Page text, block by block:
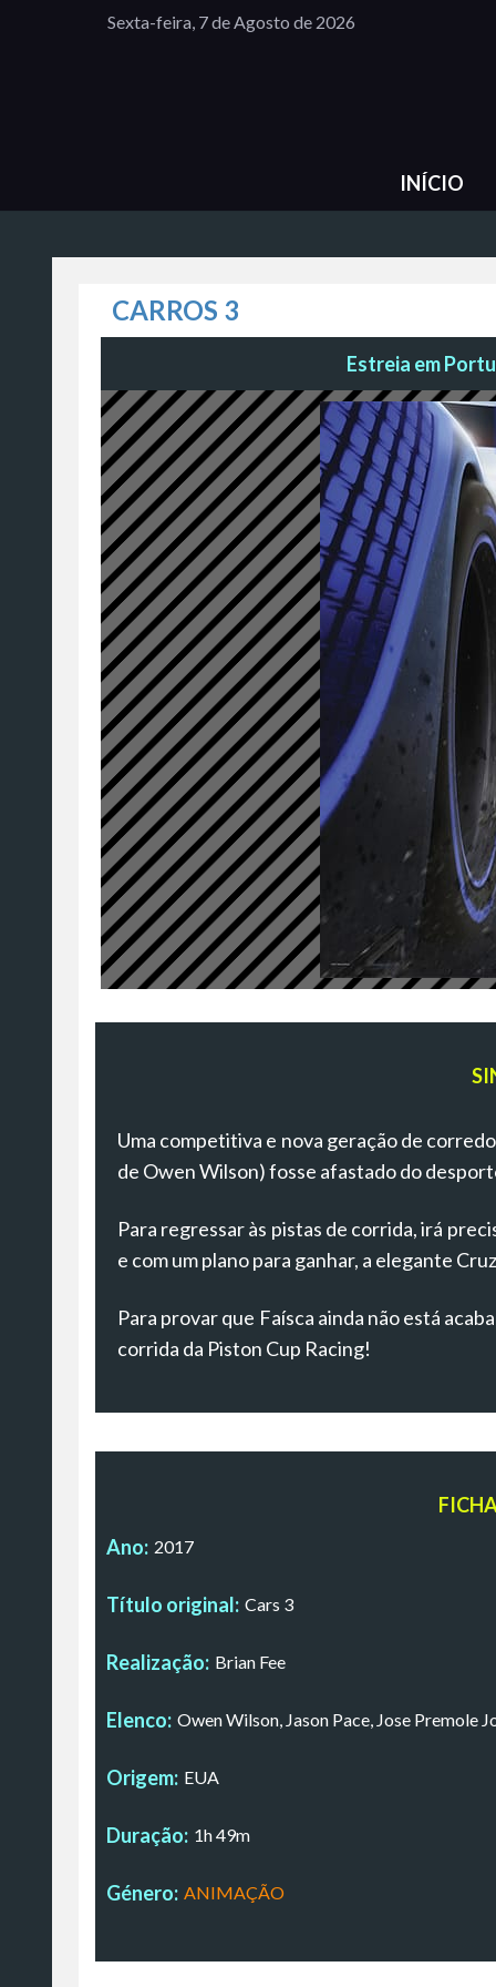
Sexta-feira, 7 de Agosto de 2026
INÍCIO
CARROS 3
Estreia em
Uma competitiva e nova geração de
de Owen Wilson) fosse afastado do
Para regressar às pistas de corrida, irá
e com um plano para ganhar, a elegante
Para provar que Faísca ainda não está
corrida da Piston Cup Racing!
Ano: 2017
Título original: Cars 3
Realização: Brian Fee
Elenco: Owen Wilson, Jason Pace, Jose Premole
Origem: EUA
Duração: 1h 49m
Género: ANIMAÇÃO